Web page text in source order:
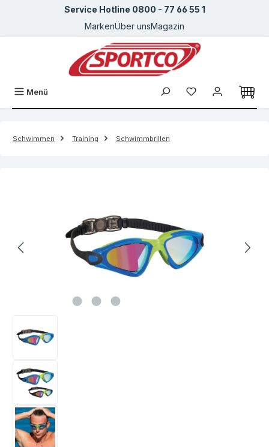
Zum Hauptinhalt springenService Hotline 0800 - 77 66 55 1
MarkenÜber unsMagazin
Menü
Schwimmen Training Schwimmbrillen